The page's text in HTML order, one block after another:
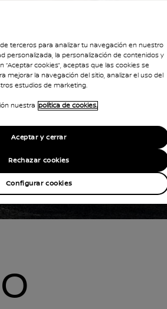
terceros para analizar tu navegación en nuestro
personalizada, la personalización de contenidos y
“Aceptar cookies”, aceptas que las cookies se
mejorar la navegación del sitio, analizar el uso del
estudios de marketing.
nuestra política de cookies.
Rechazar cookies
Aceptar y cerrar
Configurar cookies